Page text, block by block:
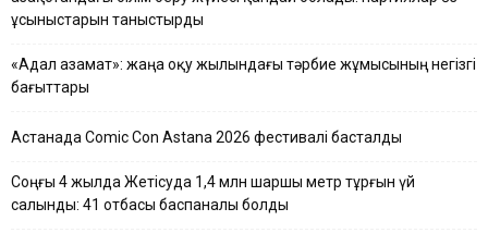
ұсыныстарын таныстырды
«Адал азамат»: жаңа оқу жылындағы тәрбие жұмысының негізгі
бағыттары
Астанада Comic Con Astana 2026 фестивалі басталды
Соңғы 4 жылда Жетісуда 1,4 млн шаршы метр тұрғын үй
салынды: 41 отбасы баспаналы болды